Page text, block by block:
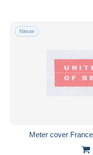
Nieuw
Meter cover